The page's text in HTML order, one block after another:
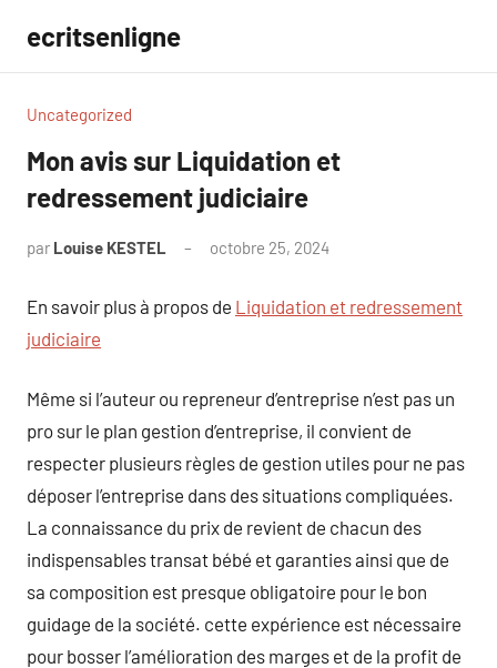
contenu
ecritsenligne
Uncategorized
Mon avis sur Liquidation et
redressement judiciaire
par Louise KESTEL octobre 25, 2024
En savoir plus à propos de Liquidation et redressement
judiciaire
Même si l’auteur ou repreneur d’entreprise n’est pas un
pro sur le plan gestion d’entreprise, il convient de
respecter plusieurs règles de gestion utiles pour ne pas
déposer l’entreprise dans des situations compliquées.
La connaissance du prix de revient de chacun des
indispensables transat bébé et garanties ainsi que de
sa composition est presque obligatoire pour le bon
guidage de la société. cette expérience est nécessaire
pour bosser l’amélioration des marges et de la profit de